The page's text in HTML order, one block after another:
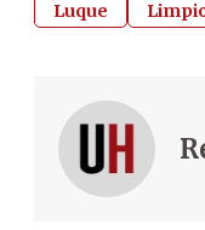
Luque